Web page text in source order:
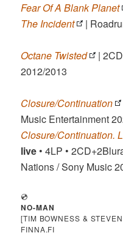
Fear Of A Blank Planet
The Incident
|
Octane Twisted
|
2012/2013
Closure/Continuation
Music Entertainment
Closure/Continuation.
live • 4LP •
Nations / Sony Music
💿
NO-MAN
[TIM BOWNESS &
FINNA.FI